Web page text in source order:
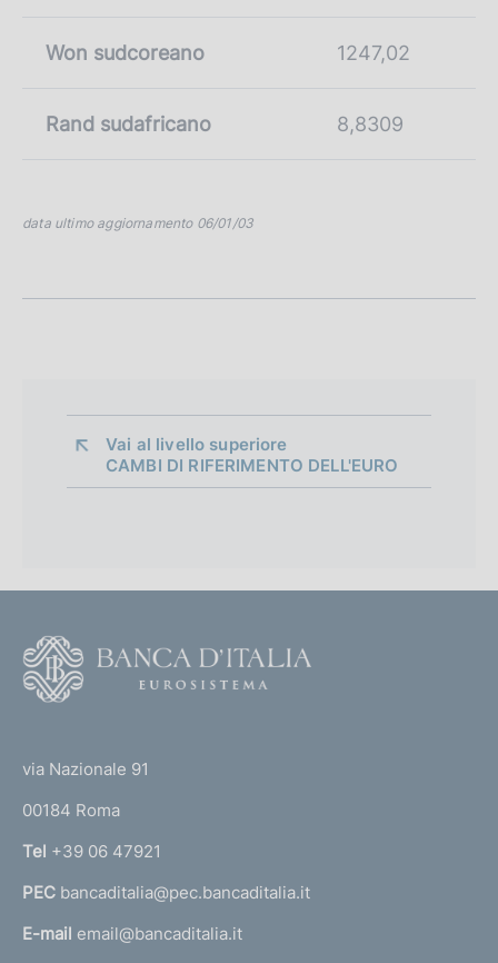
Won sudcoreano 1247,02
Rand sudafricano 8,8309
data ultimo aggiornamento 06/01/03
Vai al livello superiore
CAMBI DI RIFERIMENTO DELL'EURO
r
n
a
l
via Nazionale 91
00184 Roma
Tel +39 06 47921
PEC bancaditalia@pec.bancaditalia.it
E-mail email@bancaditalia.it